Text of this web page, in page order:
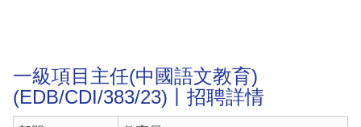
一級項目主任(中國語文教育)
(EDB/CDI/383/23)丨招聘詳情